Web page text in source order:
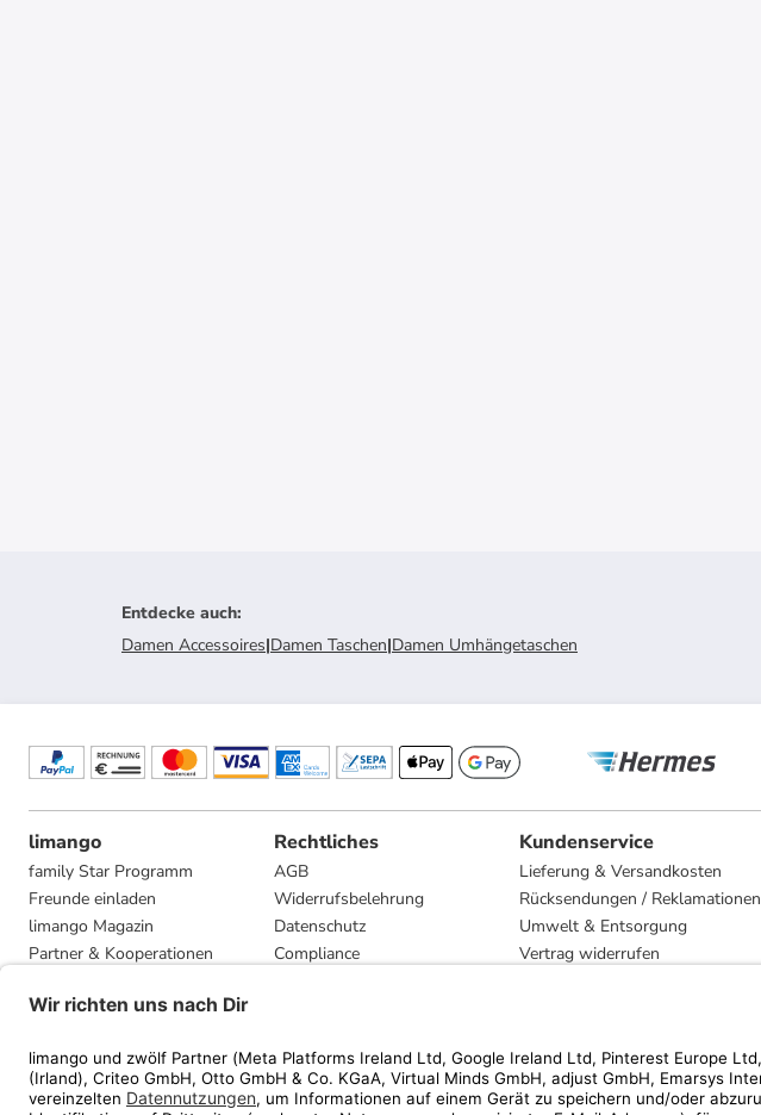
Entdecke auch:
Damen Accessoires|Damen Taschen|Damen Umhängetaschen
limango
family Star Programm
Freunde einladen
limango Magazin
Partner & Kooperationen
Presse
Rechtliches
AGB
Widerrufsbelehrung
Datenschutz
Compliance
Kundenservice
Lieferung & Versandkosten
Rücksendungen / Reklamationen
Umwelt & Entsorgung
Vertrag widerrufen